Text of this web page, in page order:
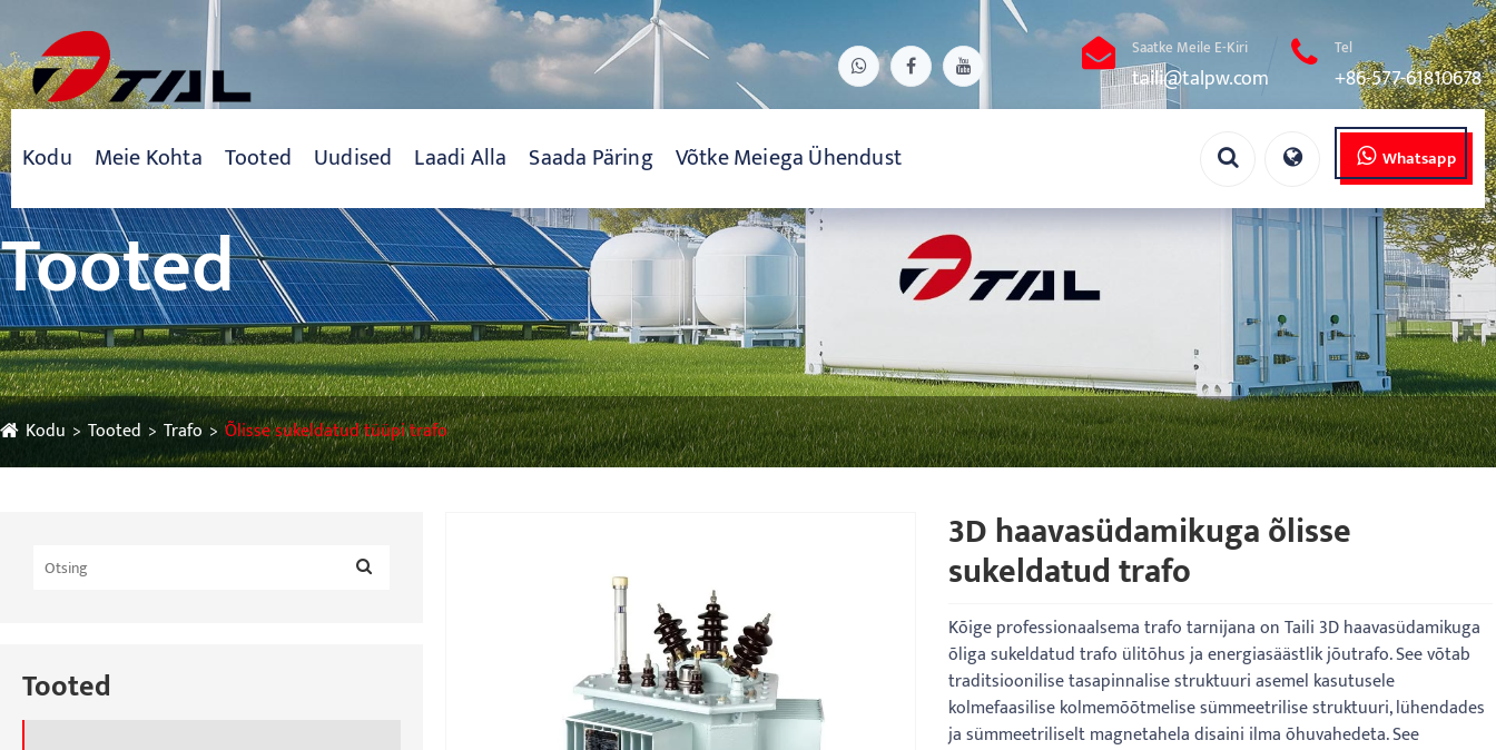
Saatke Meile E-Kiri
taili@talpw.com
Tel
+86-577-61810678
Kodu Meie Kohta Tooted Uudised Laadi Alla Saada Päring Võtke Meiega Ühendust Whatsapp
Tooted
Kodu Tooted Trafo Õlisse sukeldatud tüüpi trafo
Tooted
3D haavasüdamikuga õlisse
sukeldatud trafo
Kõige professionaalsema trafo tarnijana on Taili 3D haavasüdamikuga
õliga sukeldatud trafo ülitõhus ja energiasäästlik jõutrafo. See võtab
traditsioonilise tasapinnalise struktuuri asemel kasutusele
kolmefaasilise kolmemõõtmelise sümmeetrilise struktuuri, lühendades
ja sümmeetriliselt magnetahela disaini ilma õhuvahedeta. See